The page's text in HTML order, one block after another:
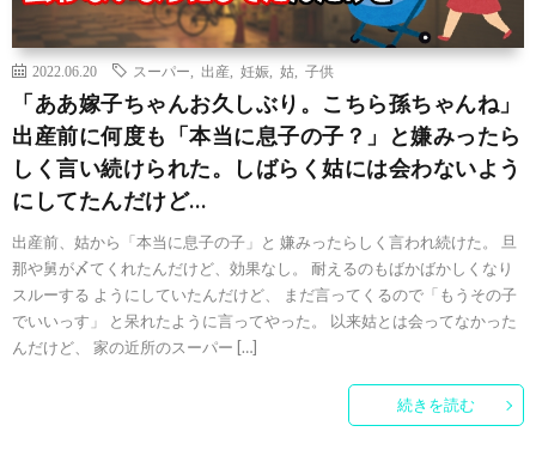
2022.06.20 スーパー 出産 妊娠 姑 子供
「ああ嫁子ちゃんお久しぶり。こちら孫ちゃんね」
出産前に何度も「本当に息子の子？」と嫌みったら
しく言い続けられた。しばらく姑には会わないよう
にしてたんだけど…
出産前、姑から「本当に息子の子」と 嫌みったらしく言われ続けた。 旦
那や舅が〆てくれたんだけど、効果なし。 耐えるのもばかばかしくなり
スルーする ようにしていたんだけど、 まだ言ってくるので「もうその子
でいいっす」 と呆れたように言ってやった。 以来姑とは会ってなかった
んだけど、 家の近所のスーパー […]
続きを読む